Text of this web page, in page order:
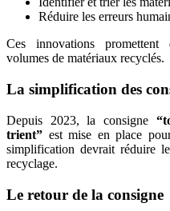
Réduire les erreurs
Ces innovations promettent
volumes de matériaux recyclés.
La simplification des
Depuis 2023, la consigne
trient” est mise en place
simplification devrait réduire
recyclage.
Le retour de la consigne